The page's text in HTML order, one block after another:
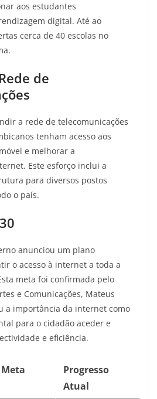
aos estudantes
digital. Até ao
cerca de 40 escolas no
.
de
a rede de telecomunicações
tenham acesso aos
e melhorar a
. Este esforço inclui a
para diversos postos
o país.
anunciou um plano
o acesso à internet a toda a
meta foi confirmada pelo
e Comunicações, Mateus
a importância da internet como
para o cidadão aceder e
e eficiência.
Meta
Progresso
Atual